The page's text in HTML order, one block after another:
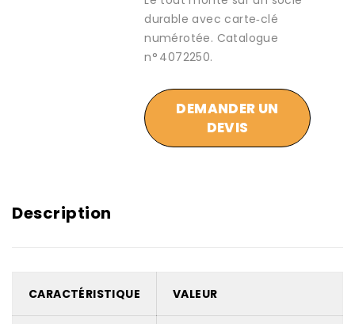
durable avec carte‑clé
numérotée. Catalogue
n° 4072250.
DEMANDER UN
DEVIS
Description
CARACTÉRISTIQUE VALEUR